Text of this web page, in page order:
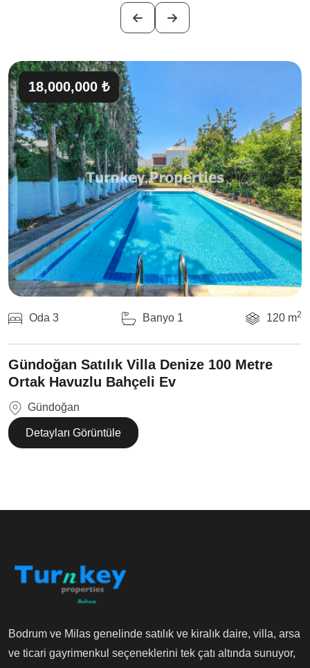
18,000,000 ₺
Oda 3 Banyo 1 120 m2
Gündoğan Satılık Villa Denize 100 Metre
Ortak Havuzlu Bahçeli Ev
Gündoğan
Detayları Görüntüle
Bodrum ve Milas genelinde satılık ve kiralık daire, villa, arsa
ve ticari gayrimenkul seçeneklerini tek çatı altında sunuyor,